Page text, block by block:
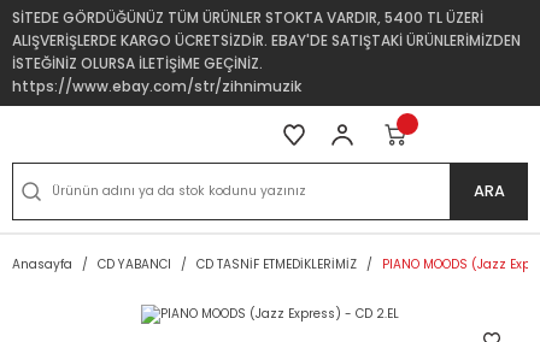
SİTEDE GÖRDÜĞÜNÜZ TÜM ÜRÜNLER STOKTA VARDIR, 5400 TL ÜZERİ
ALIŞVERİŞLERDE KARGO ÜCRETSİZDİR. EBAY'DE SATIŞTAKİ ÜRÜNLERİMİZDEN
İSTEĞİNİZ OLURSA İLETİŞİME GEÇİNİZ.
https://www.ebay.com/str/zihnimuzik
ARA
Anasayfa CD YABANCI CD TASNİF ETMEDİKLERİMİZ PIANO MOODS (Jazz